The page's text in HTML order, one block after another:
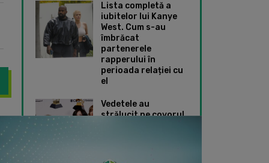
Lista completă a
iubitelor lui Kanye
West. Cum s-au
îmbrăcat
partenerele
rapperului în
perioada relației cu
el
Vedetele au
strălucit pe covorul
a 10 ani, ZU TV dă muzica de 10, de la ZUnrise și până la